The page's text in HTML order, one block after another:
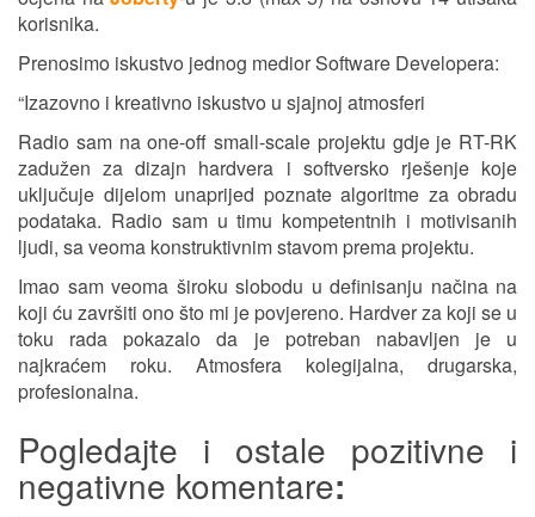
korisnika.
Prenosimo iskustvo jednog medior Software Developera:
“Izazovno i kreativno iskustvo u sjajnoj atmosferi
Radio sam na one-off small-scale projektu gdje je RT-RK
zadužen za dizajn hardvera i softversko rješenje koje
uključuje dijelom unaprijed poznate algoritme za obradu
podataka. Radio sam u timu kompetentnih i motivisanih
ljudi, sa veoma konstruktivnim stavom prema projektu.
Imao sam veoma široku slobodu u definisanju načina na
koji ću završiti ono što mi je povjereno. Hardver za koji se u
toku rada pokazalo da je potreban nabavljen je u
najkraćem roku. Atmosfera kolegijalna, drugarska,
profesionalna.
Pogledajte i ostale pozitivne i
negativne komentare: